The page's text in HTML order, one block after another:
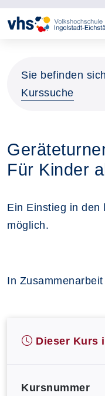
Sie befinden
Kurssuche
Für Kinder
Ein Einstieg in den
möglich.
In
Dieser Kurs
Kursnummer